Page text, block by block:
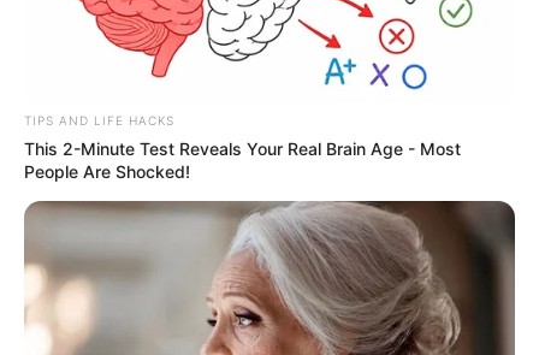
DESTAQUES DO MÊS
Prefeitura realiza a maior entrega de
motocicletas aos Agentes de Saúde da
história...
Agente de Saúde é indiciada por falsificar
visitas que nunca aconteceram.
Terceiro lote da restituição do IR paga R$
4,61 bilhões para 2,7 milhões de
TIPS AND LIFE HACKS
This 2-Minute Test Reveals Your Real Brain Age - Most
People Are Shocked!